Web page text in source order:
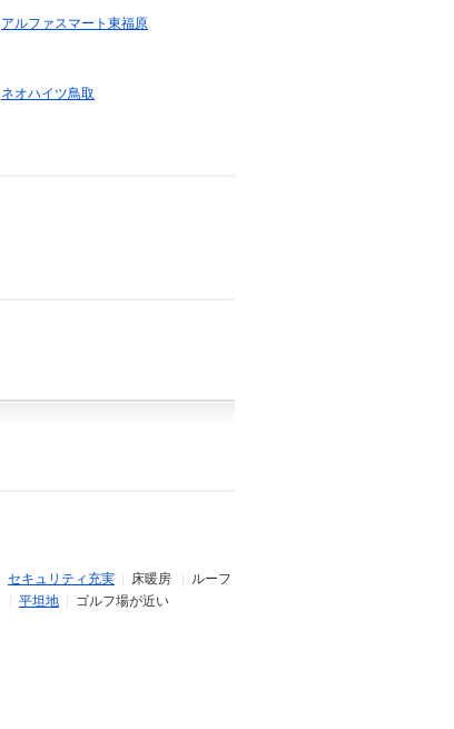
アルファスマート東福原
ネオハイツ鳥取
セキュリティ充実 床暖房
ルーフ
平坦地 ゴルフ場が近い